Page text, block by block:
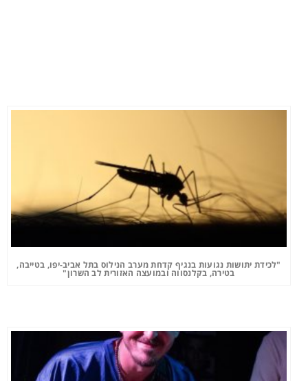
"לכידת יתושות נגועות בנגיף קדחת מערב הנילוס בתל אביב-יפו, בטייבה,
בטירה, בקלנסווה ובמועצה האזורית לב השרון"